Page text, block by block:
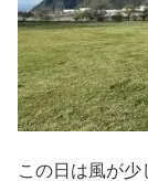
この日は風が少